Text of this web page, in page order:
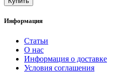
Информация
Статьи
О нас
Информация о доставке
Условия соглашения